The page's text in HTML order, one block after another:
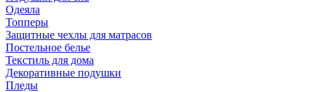
Одеяла
Топперы
Защитные чехлы для матрасов
Постельное белье
Текстиль для дома
Декоративные подушки
Пледы